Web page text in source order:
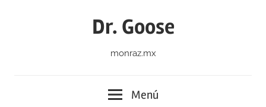
Dr. Goose
monraz.mx
Menú